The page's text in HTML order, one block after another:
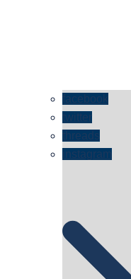
facebook
twitter
threads
instagram